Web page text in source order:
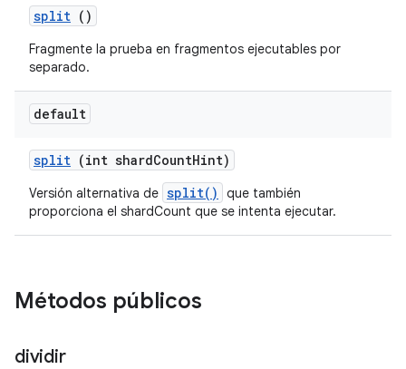
split ()
Fragmente la prueba en fragmentos ejecutables por
separado.
default
split (int shardCountHint)
Versión alternativa de split()
que también
proporciona el shardCount que se intenta ejecutar.
Métodos públicos
dividir